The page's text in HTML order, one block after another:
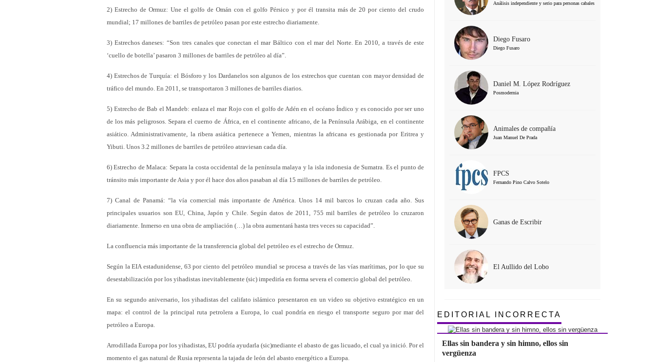
2) Estrecho de Ormuz: Une el golfo de Omán con el golfo Pérsico y por él transita más de 20 por ciento del crudo
mundial; 17 millones de barriles de petróleo pasan por este estrecho diariamente.
3) Estrechos daneses: “Son tres canales que conectan el mar Báltico con el mar del Norte. En 2010, a través de este
‘cuello de botella’ pasaron 3 millones de barriles de petróleo al día”.
4) Estrechos de Turquía: el Bósforo y los Dardanelos son algunos de los estrechos que cuentan con mayor densidad de
tráfico del mundo. En 2011, se transportaron 3 millones de barriles diarios.
5) Estrecho de Bab el Mandeb: enlaza el mar Rojo con el golfo de Adén en el océano Índico y es conocido por ser uno
de los más peligrosos. Separa el cuerno de África, en el continente africano, de la Península Arábiga, en el continente
asiático. Administrativamente, la ribera asiática pertenece a Yemen, mientras la africana es gestionada por Eritrea y
Yibuti. Unos 3.2 millones de barriles de petróleo atraviesan cada día.
6) Estrecho de Malaca: Separa la costa occidental de la península malaya y la isla indonesia de Sumatra. Es el punto de
tránsito más importante de Asia y por él hace dos años pasaban al día 15 millones de barriles de petróleo.
7) Canal de Panamá: “la vía comercial más importante de América. Unos 14 mil barcos lo cruzan cada año. Sus
principales usuarios son EU, China, Japón y Chile. Según datos de 2011, 755 mil barriles de petróleo lo cruzaron
diariamente. Inmerso en una obra de ampliación (…) la obra aumentará hasta tres veces su capacidad”.
La confluencia más importante de la transferencia global del petróleo es el estrecho de Ormuz.
Según la EIA estadunidense, 63 por ciento del petróleo mundial se procesa a través de las vías marítimas, por lo que su
desestabilización por los yihadistas inevitablemente (sic) impediría en forma severa el comercio global del petróleo.
En su segundo aniversario, los yihadistas del califato islámico presentaron en un video su objetivo estratégico en un
mapa: el control de la principal ruta petrolera a Europa, lo cual pondría en riesgo el transporte seguro por mar del
petróleo a Europa.
Arrodillada Europa por los yihadistas, EU podría ayudarla (sic)mediante el abasto de gas licuado, el cual ya inició. Por el
momento el gas natural de Rusia representa la tajada de león del abasto energético a Europa.
Análisis independiente y serio para personas cabales
Diego Fusaro
Diego Fusaro
Daniel M. López Rodríguez
Posmodernia
Animales de compañía
Juan Manuel De Prada
FPCS
Fernando Pino Calvo Sotelo
Ganas de Escribir
El Aullido del Lobo
EDITORIAL INCORRECTA
Ellas sin bandera y sin himno, ellos sin
vergüenza